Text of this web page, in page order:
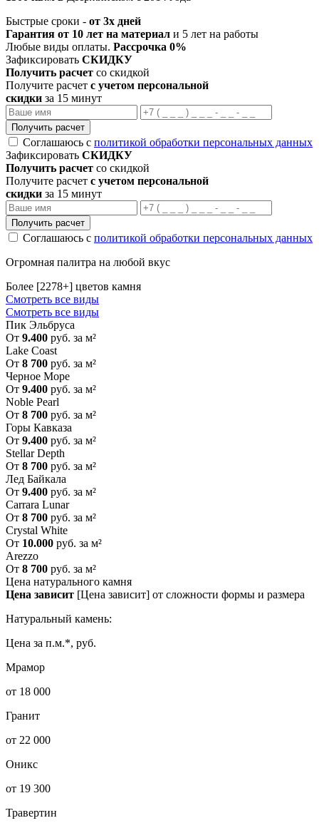
Быстрые сроки - от 3х дней
Гарантия от 10 лет на материал и 5 лет на работы
Любые виды оплаты. Рассрочка 0%
Зафиксировать СКИДКУ
Получить расчет со скидкой
Получите расчет с учетом персональной
скидки за 15 минут
Получить расчет
Соглашаюсь с политикой обработки персональных данных
Зафиксировать СКИДКУ
Получить расчет со скидкой
Получите расчет с учетом персональной
скидки за 15 минут
Получить расчет
Соглашаюсь с политикой обработки персональных данных
Огромная палитра на любой вкус
Более [2278+] цветов камня
Смотреть все виды
Смотреть все виды
Пик Эльбруса
От 9.400 руб. за м²
Lake Coast
От 8 700 руб. за м²
Черное Море
От 9.400 руб. за м²
Noble Pearl
От 8 700 руб. за м²
Горы Кавказа
От 9.400 руб. за м²
Stellar Depth
От 8 700 руб. за м²
Лед Байкала
От 9.400 руб. за м²
Carrara Lunar
От 8 700 руб. за м²
Crystal White
От 10.000 руб. за м²
Arezzo
От 8 700 руб. за м²
Цена натурального камня
Цена зависит [Цена зависит] от сложности формы и размера
Натуральный камень:
Цена за п.м.*, руб.
Мрамор
от 18 000
Гранит
от 22 000
Оникс
от 19 300
Травертин